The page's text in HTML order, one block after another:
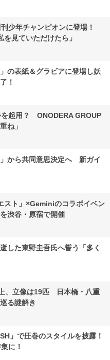
少年チャンピオンに登場！
を見ていただけたら」
の表紙＆グラビアに登場し妖
！
を起用？ ONODERA GROUP
ね」
から共同意思決定へ 新ガイ
スト」×Geminiのコラボイベン
渋谷・原宿で開催
した東野圭吾氏へ誓う「多く
、立像は19匹 日本橋・八重
る謎解き
」で圧巻のスタイルを披露！
に！